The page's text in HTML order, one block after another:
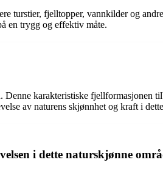
turstier, fjelltopper, vannkilder og
en trygg og effektiv måte.
Denne karakteristiske fjellformasjonen
av naturens skjønnhet og kraft i
i dette naturskjønne